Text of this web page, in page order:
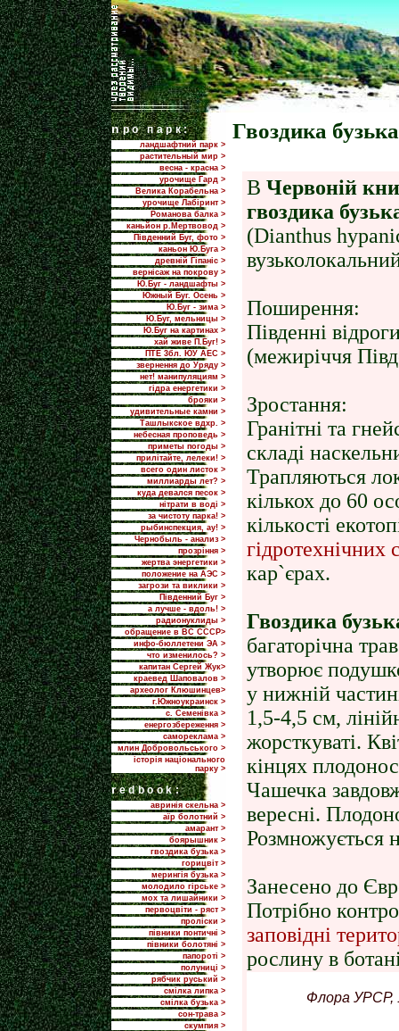
nро парк:
ландшафтний парк >
растительный мир >
весна - красна >
урочище Гард >
Велика Корабельна >
урочище Лабіринт >
Романова балка >
каньйон р.Мертвовод >
Південний Буг, фото >
каньон Ю.Буга >
древній Гіпаніс >
вернісаж на покрову >
Ю.Буг - ландшафты >
Южный Буг. Осень >
Ю.Буг - зима >
Ю.Буг, мельницы >
Ю.Буг на картинах >
хай живе П.Буг! >
ПТЕ 3бл. ЮУ АЕС >
звернення до Уряду >
нет! манипуляциям >
гідра енергетики >
брояки >
удивительные камни >
Ташлыкское вдхр. >
небесная проповедь >
приметы погоды >
прилiтайте, лелеки! >
всего один листок >
миллиарды лет? >
куда девался песок >
нітрати в воді >
за чистоту парка! >
рыбинспекция, ау! >
Чернобыль - анализ >
прозріння >
жертва энергетики >
положение на АЭС >
загрози та виклики >
Пiвденний Буг >
а лучше - вдоль! >
радионуклиды >
обращение в ВС СССР>
инфо-бюллетени ЭА >
что изменилось? >
капитан Сергей Жук>
краевед Шаповалов >
археолог Клюшинцев>
г.Южноукраинск >
с. Семенівка >
енергозбереження >
самореклама >
млин Добровольського >
історія національного
парку >
redbook:
авринія скельна >
аїр болотний >
амарант >
боярышник >
гвоздика бузька >
горицвіт >
мерингія бузька >
молодило гірське >
мох та лишайники >
первоцвіти - ряст >
проліски >
півники понтичні >
півники болотяні >
папороті >
полуниці >
рябчик руський >
смілка липка >
смілка бузька >
сон-трава >
скумпия >
Гвоздика бузька
В Червоній
гвоздика
(Dianthus
Поширення:
Південні
(межирiччя
Зростання:
Гранiтнi та
складi
Трапляються
кількох до 60
кількості
гідротехнічних
кар`єрах.
Гвоздика
багаторічна
утворює
у нижній
1,5-4,5 см,
жорсткуваті.
кінцях
Чашечка
вересні.
Розмножується
Занесено до
Потрібно
заповідні
рослину в
Флора УРСР,